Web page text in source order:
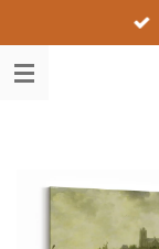
direct
naar